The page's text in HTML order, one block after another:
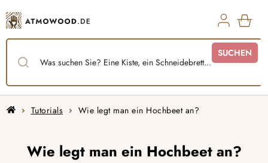
Inhalt
springen
SUCHEN
Startseite
Tutorials Wie legt man ein Hochbeet an?
Wie legt man ein Hochbeet an?